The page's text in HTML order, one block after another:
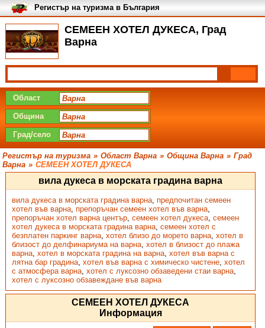
СЕМЕЕН ХОТЕЛ ДУКЕСА, Град
Варна
Регистър на туризма в България
Област
Община
Град/село
Регистър на туризма » Област Варна » Община Варна » Град
Варна » СЕМЕЕН ХОТЕЛ ДУКЕСА
вила дукеса в морската градина варна
вила дукеса в морската градина варна, предпочитан семеен
хотел във варна, препоръчан семеен хотел във варна,
препоръчан хотел варна център, семеен хотел дукеса, семеен
хотел дукеса в морската градина варна, семеен хотел с
безплатен паркинг варна, хотел близо до морето варна, хотел в
близост до делфинариума на варна, хотел в близост до плажа
варна, хотел в морската градина на варна, хотел във варна с
лятна бар градина, хотел във варна с химическо чистене, хотел
с атмосфера варна, хотел с луксозно обзаведени стаи варна,
хотел с луксозно обзавеждане във варна
СЕМЕЕН ХОТЕЛ ДУКЕСА
Информация